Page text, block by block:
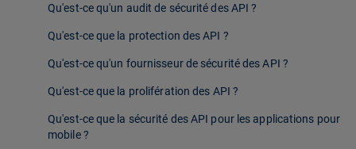
Qu'est-ce qu'un audit de sécurité des API ?
Qu'est-ce que la protection des API ?
Qu'est-ce qu'un fournisseur de sécurité des API ?
Qu'est-ce que la prolifération des API ?
Qu'est-ce que la sécurité des API pour les applications pour
mobile ?